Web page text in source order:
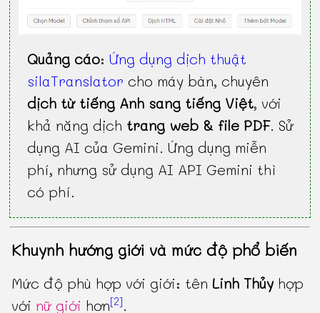
Quảng cáo:Ứng dụng dịch thuật
silaTranslator cho máy bàn, chuyên
dịch từ tiếng Anh sang tiếng Việt, với
khả năng dịch trang web & file PDF. Sử
dụng AI của Gemini. Ứng dụng miễn
phí, nhưng sử dụng AI API Gemini thì
có phí.
Khuynh hướng giới và mức độ phổ biến
Mức độ phù hợp với giới: tênLinh Thủy hợp
với nữ giới hơn[2].